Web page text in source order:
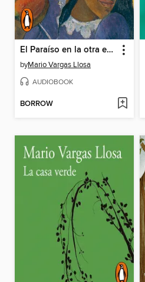
El Paraíso en la otra esquina
byMario Vargas Llosa
AUDIOBOOK
BORROW